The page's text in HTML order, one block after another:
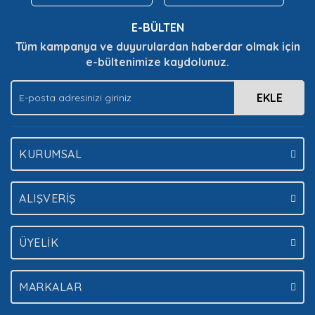
E-BÜLTEN
Tüm kampanya ve duyurulardan haberdar olmak için
e-bültenimize kaydolunuz.
EKLE
KURUMSAL
ALIŞVERİŞ
ÜYELİK
MARKALAR